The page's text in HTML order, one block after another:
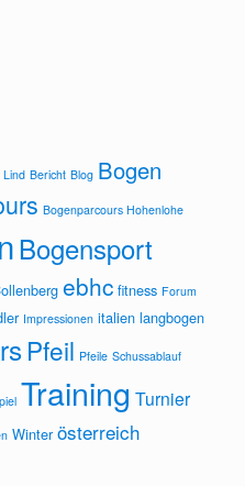
Lind Bericht Blog Bogen
Bogenparcours Hohenlohe
Bogensport
ebhc fitness Forum
Impressionen italien langbogen
Pfeil Pfeile Schussablauf
Training Turnier
Winter österreich